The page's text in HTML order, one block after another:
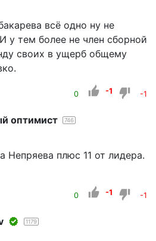
всё одно ну не
у тем более не член сборной
своих в ущерб общему
0 -1 -1
оптимист 746
Непряева плюс 11 от лидера.
0 -1 -1
1179